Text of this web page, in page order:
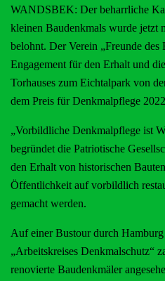
WANDSBEK: Der beharrliche
kleinen Baudenkmals wurde jetzt
belohnt. Der Verein „Freunde
Engagement für den Erhalt und
Torhauses zum Eichtalpark von
dem Preis für Denkmalpflege
„Vorbildliche Denkmalpflege ist
begründet die Patriotische
den Erhalt von historischen
Öffentlichkeit auf vorbildlich
gemacht werden.
Auf einer Bustour durch Hamburg
„Arbeitskreises Denkmalschutz“
renovierte Baudenkmäler